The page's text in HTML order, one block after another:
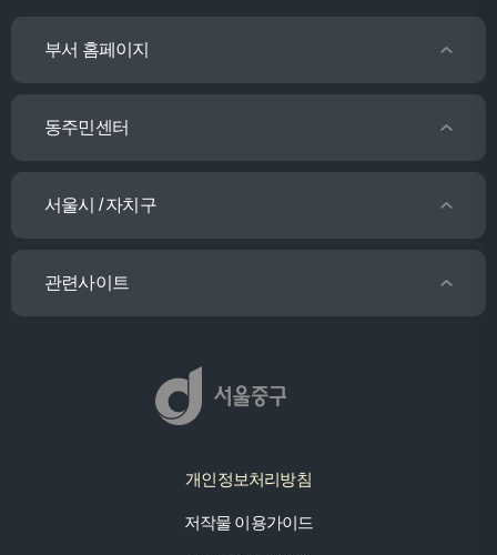
부서 홈페이지
동주민센터
서울시 / 자치구
관련사이트
개인정보처리방침
저작물 이용가이드